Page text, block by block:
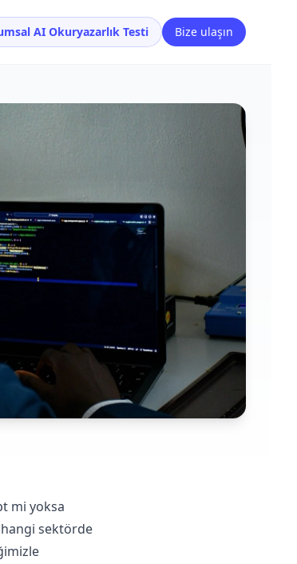
AI Okuryazarlık Testi Bize ulaşın
mi yoksa
sektörde